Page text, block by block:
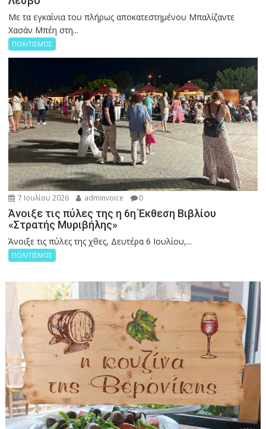
Με τα εγκαίνια του πλήρως αποκατεστημένου Μπαλίζαντε
Χασάν Μπέη στη...
ΠΟΛΙΤΙΣΜΟΣ
7 Ιουλίου 2026 adminvoice 0
Άνοιξε τις πύλες της η 6η Έκθεση Βιβλίου
«Στρατής Μυριβήλης»
Άνοιξε τις πύλες της χθες, Δευτέρα 6 Ιουλίου,...
ΠΟΛΙΤΙΣΜΟΣ